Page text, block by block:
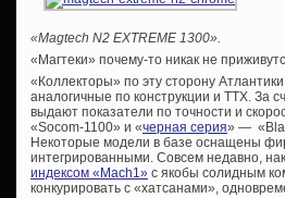
«Magtech N2 EXTREME 1300».
«Магтеки» почему-то никак не
«Коллекторы» по эту сторону
аналогичные по конструкции и ТТХ. За
выдают показатели по точности и
«Socom-1100» и «черная серия» —
Некоторые модели в базе оснащены
интегрированными. Совсем недавно,
индексом «Mach1» с якобы солидным
конкурировать с «хатсанами»,